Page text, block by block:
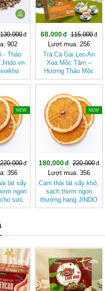
130,000
902
- Thảo
68,000
115,000
Lượt mua: 256
Trà Cà Gai Leo An
Xoa Mộc Tâm –
Hương Thảo Mộc
Cho Ngày Thư Thái
NEW
220,000
356
lát sấy
ngon
sức
NEW
180,000
220,000
Lượt mua: 356
Cam thái lát sấy khô,
sạch thơm ngon
thượng hạng JINDO
tốt cho sức khỏe
-38% -40%